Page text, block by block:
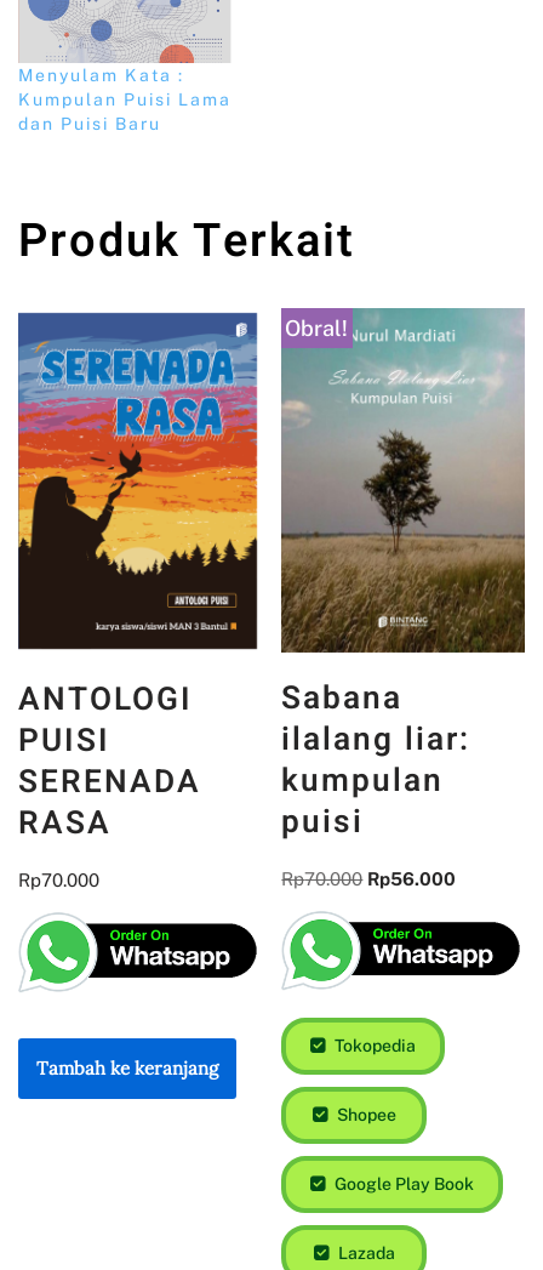
Menyulam Kata :
Kumpulan Puisi Lama
dan Puisi Baru
Produk Terkait
ANTOLOGI
PUISI
SERENADA
RASA
Rp70.000
Tambah ke keranjang
Obral!
Sabana
ilalang liar:
kumpulan
puisi
Rp70.000 Rp56.000
Tokopedia
Shopee
Google Play Book
Lazada